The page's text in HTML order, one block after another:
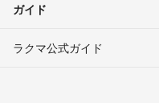
ガイド
ラクマ公式ガイド